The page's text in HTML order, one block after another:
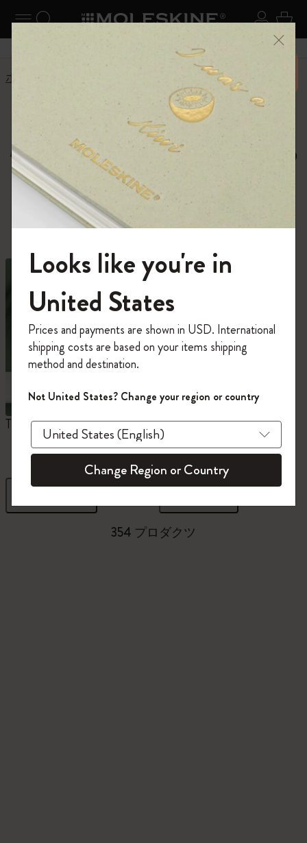
ナビゲーションの切替 ログ
検索 (キーワードなど) カ
6,500円以上のご購入で送料無料 メニ
ーを閉じる
ホーム
Moleskine Notebooks,
Journals and Cahiers
種類豊富なノートブックの中から、あなた
の才能を解き放つ1冊を。
The Original Notebook
ミニノートブックチャー
ム
354 プロダクツ
モレスキンの世界へようこそ
「WELCOME10」を入力すると、初回注
文が10%オフ＋送料無料になります。セ
ール・アウトレット品は適用外。
Moleskineアカウントを作成して限定オフ
ァーや会員特典、さらに多くのインスピ
レーションを手に入れましょう。
今すぐ会員登録 !
Looks like you're in
United States
Prices and payments are shown in USD. International
shipping costs are based on your items shipping
method and destination.
Not United States? Change your region or country
Change Region or Country